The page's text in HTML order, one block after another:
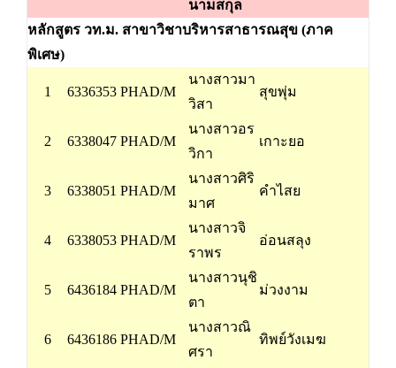
นามสกุล
หลักสูตร วท.ม. สาขาวิชาบริหารสาธารณสุข (ภาค
พิเศษ)
1 6336353 PHAD/M
นางสาวมา
วิสา
สุขพุ่ม
2 6338047 PHAD/M
นางสาวอร
วิกา
เกาะยอ
3 6338051 PHAD/M
นางสาวศิริ
มาศ
คำไสย
4 6338053 PHAD/M
นางสาวจิ
ราพร
อ่อนสลุง
5 6436184 PHAD/M
นางสาวนุชิ
ตา
ม่วงงาม
6 6436186 PHAD/M
นางสาวณิ
ศรา
ทิพย์วังเมฆ